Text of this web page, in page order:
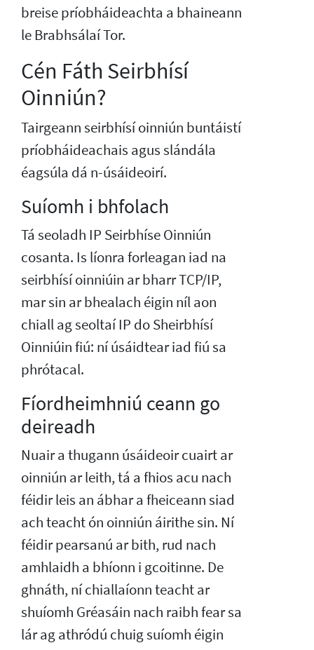
breise príobháideachta a bhaineann
le Brabhsálaí Tor.
Cén Fáth Seirbhísí
Oinniún?
Tairgeann seirbhísí oinniún buntáistí
príobháideachais agus slándála
éagsúla dá n-úsáideoirí.
Suíomh i bhfolach
Tá seoladh IP Seirbhíse Oinniún
cosanta. Is líonra forleagan iad na
seirbhísí oinniúin ar bharr TCP/IP,
mar sin ar bhealach éigin níl aon
chiall ag seoltaí IP do Sheirbhísí
Oinniúin fiú: ní úsáidtear iad fiú sa
phrótacal.
Fíordheimhniú ceann go
deireadh
Nuair a thugann úsáideoir cuairt ar
oinniún ar leith, tá a fhios acu nach
féidir leis an ábhar a fheiceann siad
ach teacht ón oinniún áirithe sin. Ní
féidir pearsanú ar bith, rud nach
amhlaidh a bhíonn i gcoitinne. De
ghnáth, ní chiallaíonn teacht ar
shuíomh Gréasáin nach raibh fear sa
lár ag athródú chuig suíomh éigin